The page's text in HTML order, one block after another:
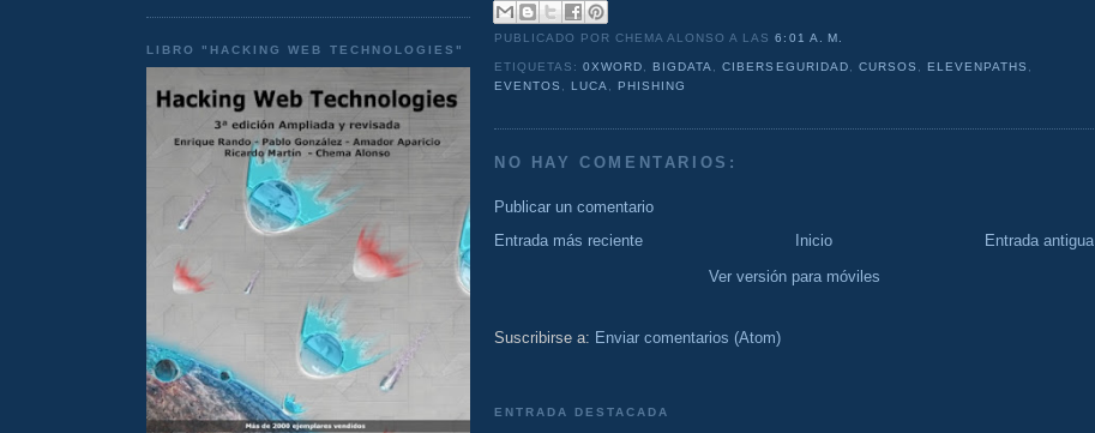
LIBRO "HACKING WEB TECHNOLOGIES"
PUBLICADO POR CHEMA ALONSOA LAS6:01 A. M.
ETIQUETAS:0XWORD BIGDATA ,CIBERSEGURIDAD CURSOS ELEVENPATHS
EVENTOS
LUCA PHISHING
NO HAY COMENTARIOS:
Publicar un comentario
Entrada más reciente
Entrada antigua
Inicio
Ver versión para móviles
Suscribirse a: Enviar comentarios (Atom)
ENTRADA DESTACADA